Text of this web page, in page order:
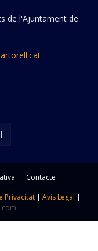
de l'Ajuntament de
Contacte
Privacitat | Avis Legal |